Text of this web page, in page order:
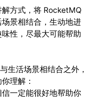
方式，将 RocketMQ
景相结合，生动地进
味性 ，尽最大可能帮助
生活场景相结合之外，
理解：
信一定能很好地帮助你